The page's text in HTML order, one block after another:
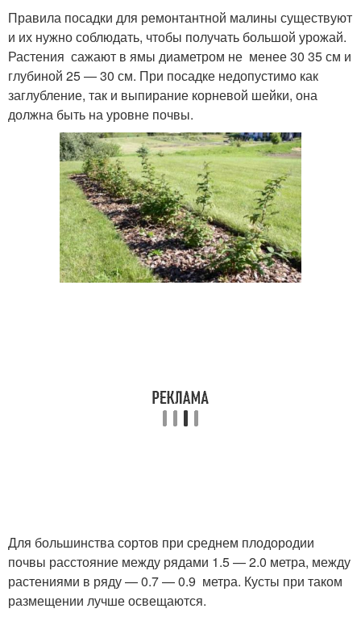
Правила посадки для ремонтантной малины существуют
и их нужно соблюдать, чтобы получать большой урожай.
Растения сажают в ямы диаметром не менее 30 35 см и
глубиной 25 — 30 см. При посадке недопустимо как
заглубление, так и выпирание корневой шейки, она
должна быть на уровне почвы.
Для большинства сортов при среднем плодородии
почвы расстояние между рядами 1.5 — 2.0 метра, между
растениями в ряду — 0.7 — 0.9 метра. Кусты при таком
размещении лучше освещаются.